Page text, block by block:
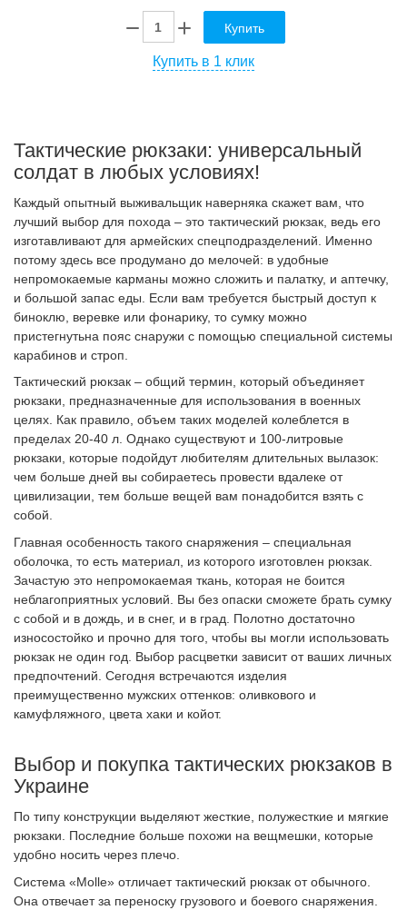
Купить
Купить в 1 клик
Тактические рюкзаки: универсальный
солдат в любых условиях!
Каждый опытный выживальщик наверняка скажет вам, что
лучший выбор для похода – это тактический рюкзак, ведь его
изготавливают для армейских спецподразделений. Именно
потому здесь все продумано до мелочей: в удобные
непромокаемые карманы можно сложить и палатку, и аптечку,
и большой запас еды. Если вам требуется быстрый доступ к
биноклю, веревке или фонарику, то сумку можно
пристегнутьна пояс снаружи с помощью специальной системы
карабинов и строп.
Тактический рюкзак – общий термин, который объединяет
рюкзаки, предназначенные для использования в военных
целях. Как правило, объем таких моделей колеблется в
пределах 20-40 л. Однако существуют и 100-литровые
рюкзаки, которые подойдут любителям длительных вылазок:
чем больше дней вы собираетесь провести вдалеке от
цивилизации, тем больше вещей вам понадобится взять с
собой.
Главная особенность такого снаряжения – специальная
оболочка, то есть материал, из которого изготовлен рюкзак.
Зачастую это непромокаемая ткань, которая не боится
неблагоприятных условий. Вы без опаски сможете брать сумку
с собой и в дождь, и в снег, и в град. Полотно достаточно
износостойко и прочно для того, чтобы вы могли использовать
рюкзак не один год. Выбор расцветки зависит от ваших личных
предпочтений. Сегодня встречаются изделия
преимущественно мужских оттенков: оливкового и
камуфляжного, цвета хаки и койот.
Выбор и покупка тактических рюкзаков в
Украине
По типу конструкции выделяют жесткие, полужесткие и мягкие
рюкзаки. Последние больше похожи на вещмешки, которые
удобно носить через плечо.
Система «Molle» отличает тактический рюкзак от обычного.
Она отвечает за переноску грузового и боевого снаряжения.